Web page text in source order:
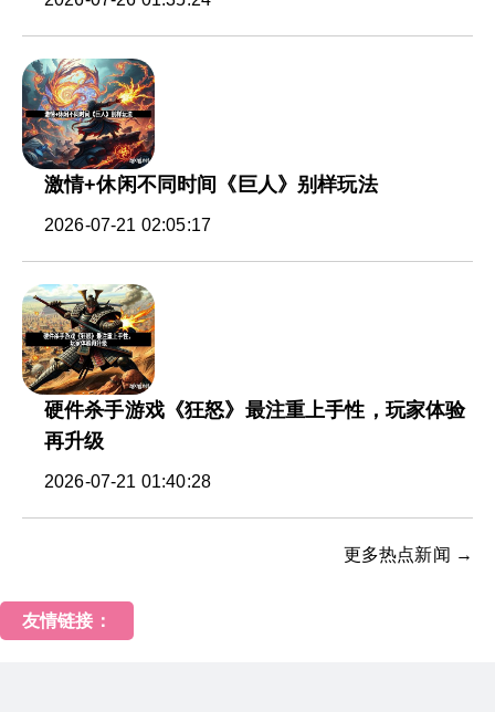
激情+休闲不同时间《巨人》别样玩法
2026-07-21 02:05:17
硬件杀手游戏《狂怒》最注重上手性，玩家体验
再升级
2026-07-21 01:40:28
更多热点新闻 →
友情链接：